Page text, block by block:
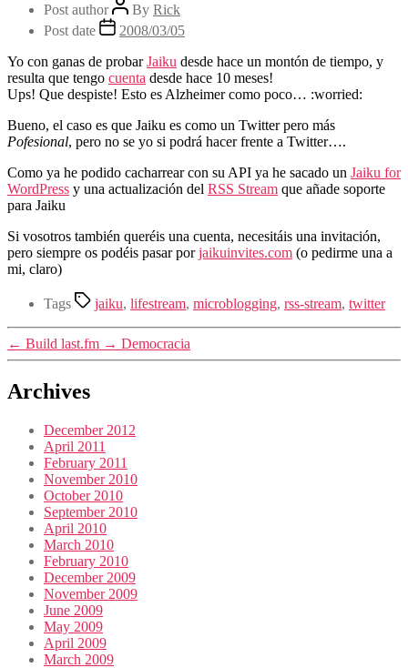
Post author By Rick
Post date
2008/03/05
Yo con ganas de probarJaiku desde hace un montón de tiempo, y
resulta que tengo cuenta desde hace 10 meses!
Ups! Que despiste! Esto es Alzheimer como poco… :worried:
Bueno, el caso es que Jaiku es como un Twitter pero más
Pofesional, pero no se yo si podrá hacer frente a Twitter….
Como ya he podido cacharrear con su API ya he sacado un Jaiku for
WordPress y una actualización del RSS Stream que añade soporte
para Jaiku
Si vosotros también queréis una cuenta, necesitáis una invitación,
pero siempre os podéis pasar porjaikuinvites.com (o pedirme una a
mi, claro)
Tags jaiku, lifestream, microblogging, rss-stream, twitter
← Build last.fm → Democracia
Archives
December 2012
April 2011
February 2011
November 2010
October 2010
September 2010
April 2010
March 2010
February 2010
December 2009
November 2009
June 2009
May 2009
April 2009
March 2009